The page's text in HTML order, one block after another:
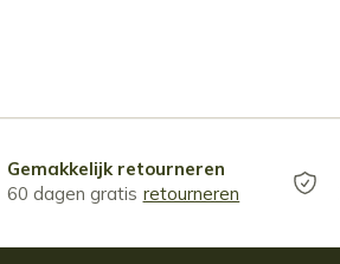
Gemakkelijk retourneren
60 dagen gratis retourneren